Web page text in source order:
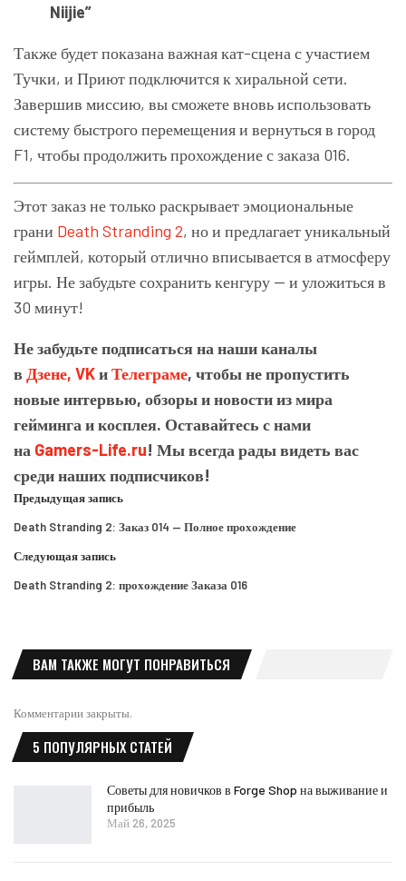
Niijie”
Также будет показана важная кат-сцена с участием
Тучки, и Приют подключится к хиральной сети.
Завершив миссию, вы сможете вновь использовать
систему быстрого перемещения и вернуться в город
F1, чтобы продолжить прохождение с заказа 016.
Этот заказ не только раскрывает эмоциональные
грани Death Stranding 2, но и предлагает уникальный
геймплей, который отлично вписывается в атмосферу
игры. Не забудьте сохранить кенгуру — и уложиться в
30 минут!
Не забудьте подписаться на наши каналы
в Дзене, VKиТелеграме, чтобы не пропустить
новые интервью, обзоры и новости из мира
гейминга и косплея. Оставайтесь с нами
на Gamers-Life.ru! Мы всегда рады видеть вас
среди наших подписчиков!
Предыдущая запись
Death Stranding 2: Заказ 014 — Полное прохождение
Следующая запись
Death Stranding 2: прохождение Заказа 016
ВАМ ТАКЖЕ МОГУТ ПОНРАВИТЬСЯ
Комментарии закрыты.
5 ПОПУЛЯРНЫХ СТАТЕЙ
Советы для новичков в Forge Shop на выживание и
прибыль
Май 26, 2025